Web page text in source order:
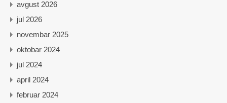
avgust 2026
jul 2026
novembar 2025
oktobar 2024
jul 2024
april 2024
februar 2024